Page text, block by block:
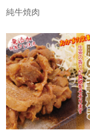
純牛焼肉